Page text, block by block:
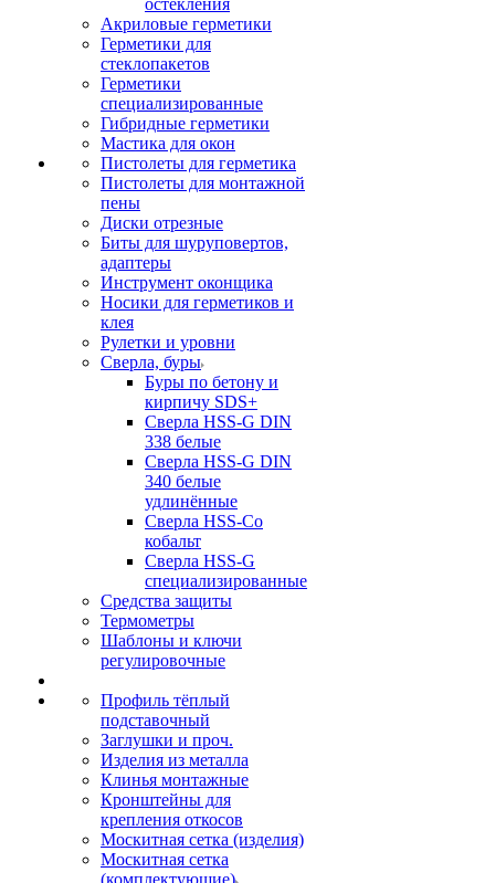
остекления
Акриловые герметики
Герметики для
стеклопакетов
Герметики
специализированные
Гибридные герметики
Мастика для окон
Пистолеты для герметика
Пистолеты для монтажной
пены
Диски отрезные
Биты для шуруповертов,
адаптеры
Инструмент оконщика
Носики для герметиков и
клея
Рулетки и уровни
Сверла, буры
Буры по бетону и
кирпичу SDS+
Сверла HSS-G DIN
338 белые
Сверла HSS-G DIN
340 белые
удлинённые
Сверла HSS-Co
кобальт
Сверла HSS-G
специализированные
Средства защиты
Термометры
Шаблоны и ключи
регулировочные
Профиль тёплый
подставочный
Заглушки и проч.
Изделия из металла
Клинья монтажные
Кронштейны для
крепления откосов
Москитная сетка (изделия)
Москитная сетка
(комплектующие)